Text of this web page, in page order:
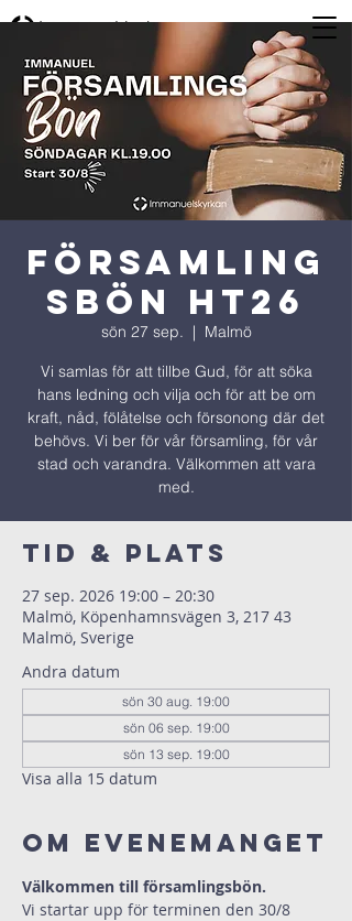
Församling
sbön ht26
sön 27 sep.
  |
Malmö
Vi samlas för att tillbe Gud, för att söka
hans ledning och vilja och för att be om
kraft, nåd, fölåtelse och försonong där det
behövs. Vi ber för vår församling, för vår
stad och varandra. Välkommen att vara
med.
Tid & Plats
27 sep. 2026 19:00 – 20:30
Malmö, Köpenhamnsvägen 3, 217 43
Malmö, Sverige
Andra datum
sön 30 aug. 19:00
sön 06 sep. 19:00
sön 13 sep. 19:00
Visa alla 15 datum
Om evenemanget
Välkommen till församlingsbön.
Vi startar upp för terminen den 30/8